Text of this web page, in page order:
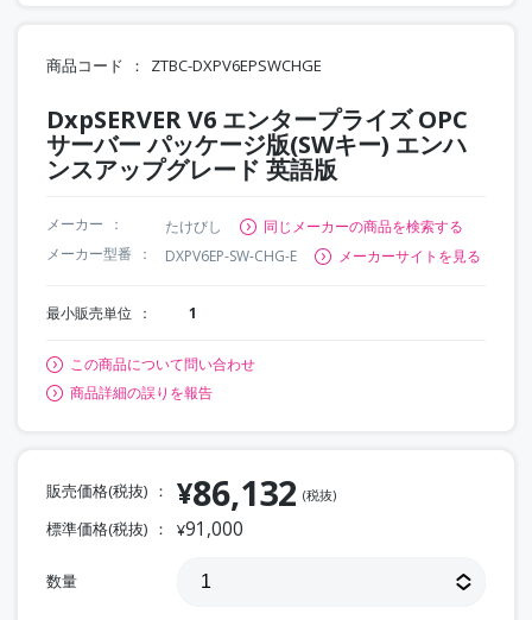
商品コード ZTBC-DXPV6EPSWCHGE
DxpSERVER V6 エンタープライズ OPC
サーバー パッケージ版(SWキー) エンハ
ンスアップグレード 英語版
メーカー たけびし
同じメーカーの商品を検索する
メーカー型番
DXPV6EP-SW-CHG-E メーカーサイトを見る
最小販売単位 1
この商品について問い合わせ
商品詳細の誤りを報告
販売価格(税抜) ¥86,132 (税抜)
標準価格(税抜) ¥91,000
数量